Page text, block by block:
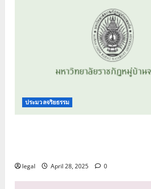
ประมวลจริยธรรม
legal April 28, 2025 0